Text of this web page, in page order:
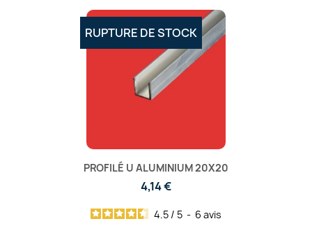
PROFILÉ U ALUMINIUM 20X20
4,14 €
4.5 / 5 - 6 avis
RUPTURE DE STOCK